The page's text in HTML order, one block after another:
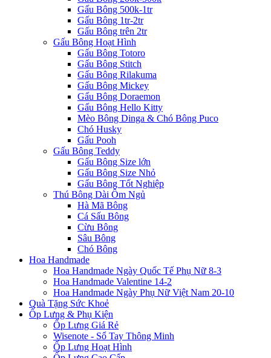
Gấu Bông 500k-1tr
Gấu Bông 1tr-2tr
Gấu Bông trên 2tr
Gấu Bông Hoạt Hình
Gấu Bông Totoro
Gấu Bông Stitch
Gấu Bông Rilakuma
Gấu Bông Mickey
Gấu Bông Doraemon
Gấu Bông Hello Kitty
Mèo Bông Dinga & Chó Bông Puco
Chó Husky
Gấu Pooh
Gấu Bông Teddy
Gấu Bông Size lớn
Gấu Bông Size Nhỏ
Gấu Bông Tốt Nghiệp
Thú Bông Dài Ôm Ngủ
Hà Mã Bông
Cá Sấu Bông
Cừu Bông
Sâu Bông
Chó Bông
Hoa Handmade
Hoa Handmade Ngày Quốc Tế Phụ Nữ 8-3
Hoa Handmade Valentine 14-2
Hoa Handmade Ngày Phụ Nữ Việt Nam 20-10
Quà Tặng Sức Khoẻ
Ốp Lưng & Phụ Kiện
Ốp Lưng Giá Rẻ
Wisenote - Sổ Tay Thông Minh
Ốp Lưng Hoạt Hình